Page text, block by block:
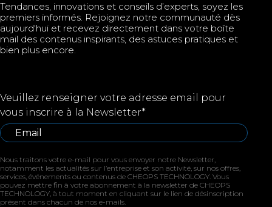
Tendances, innovations et conseils d’experts, soyez les
premiers informés. Rejoignez notre communauté dès
aujourd'hui et recevez directement dans votre boîte
mail des contenus inspirants, des astuces pratiques et
bien plus encore.
Veuillez renseigner votre adresse email pour
vous inscrire à la Newsletter*
Nous traitons votre e-mail pour vous envoyer notre Newsletter,
notamment les actualités sur l’entreprise et son activité, sur nos offres,
services, événements ou contenus de CHEOPS TECHNOLOGY. Vous
pouvez mettre fin à votre abonnement à la newsletter de CHEOPS
TECHNOLOGY, à tout moment en cliquant sur le lien de désinscription
présent dans chacun de nos e-mails.